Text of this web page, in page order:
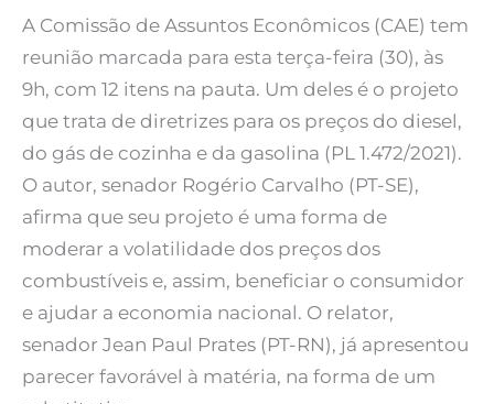
A Comissão de Assuntos Econômicos (CAE) tem
reunião marcada para esta terça-feira (30), às
9h, com 12 itens na pauta. Um deles é o projeto
que trata de diretrizes para os preços do diesel,
do gás de cozinha e da gasolina (PL 1.472/2021).
O autor, senador Rogério Carvalho (PT-SE),
afirma que seu projeto é uma forma de
moderar a volatilidade dos preços dos
combustíveis e, assim, beneficiar o consumidor
e ajudar a economia nacional. O relator,
senador Jean Paul Prates (PT-RN), já apresentou
parecer favorável à matéria, na forma de um